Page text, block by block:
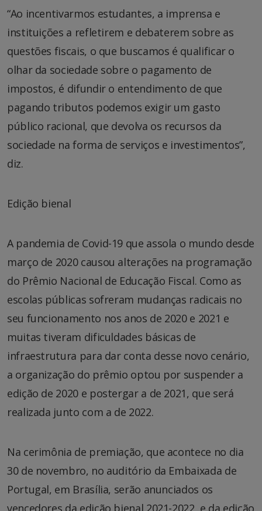
“Ao incentivarmos estudantes, a imprensa e
instituições a refletirem e debaterem sobre as
questões fiscais, o que buscamos é qualificar o
olhar da sociedade sobre o pagamento de
impostos, é difundir o entendimento de que
pagando tributos podemos exigir um gasto
público racional, que devolva os recursos da
sociedade na forma de serviços e investimentos”,
diz.
Edição bienal
A pandemia de Covid-19 que assola o mundo desde
março de 2020 causou alterações na programação
do Prêmio Nacional de Educação Fiscal. Como as
escolas públicas sofreram mudanças radicais no
seu funcionamento nos anos de 2020 e 2021 e
muitas tiveram dificuldades básicas de
infraestrutura para dar conta desse novo cenário,
a organização do prêmio optou por suspender a
edição de 2020 e postergar a de 2021, que será
realizada junto com a de 2022.
Na cerimônia de premiação, que acontece no dia
30 de novembro, no auditório da Embaixada de
Portugal, em Brasília, serão anunciados os
vencedores da edição bienal 2021-2022, e da edição